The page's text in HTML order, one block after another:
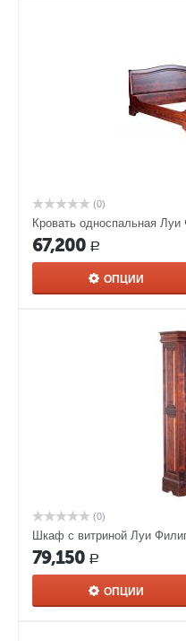
(0)
Кровать односпальная
67,200 Р
ОПЦИИ
(0)
Шкаф с витриной Луи
79,150 Р
ОПЦИИ